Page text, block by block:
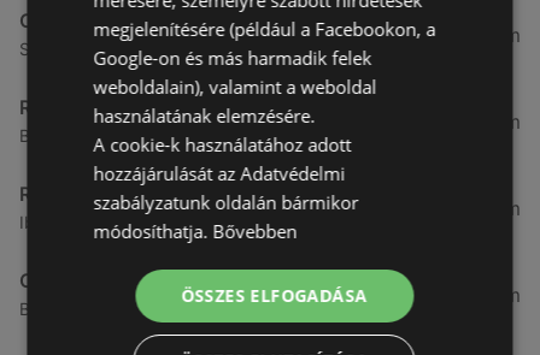
CBA
Somfalvi u. 14., 9400 Sopron
3,31 km
Reál
Besenyő u. 16., 9400 Sopron
3,32 km
Reál
Ibolya út 15., 9400 Sopron
3,41 km
CBA
Bánfalvi u. 14, 9400 Sopron
3,58 km
megjelenítésére (például a Facebookon, a
Google-on és más harmadik felek
weboldalain), valamint a weboldal
használatának elemzésére.
A cookie-k használatához adott
hozzájárulását az Adatvédelmi
szabályzatunk oldalán bármikor
módosíthatja. Bővebben
ÖSSZES ELFOGADÁSA